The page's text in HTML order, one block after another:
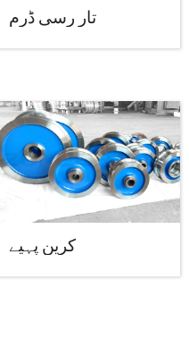
تار رسی ڈرم
کرین پہیے